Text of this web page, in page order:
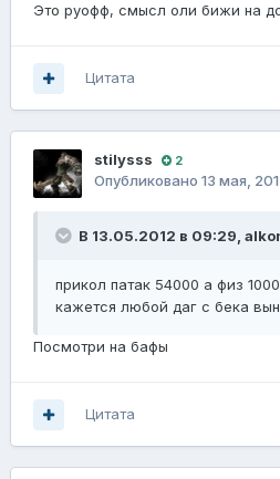
Это руофф, смысл оли бижи на
Цитата
stilysss 2
Опубликовано 13 мая,
В 13.05.2012 в 09:29,
прикол патак 54000 а физ
кажется любой даг с бека
Посмотри на бафы
Цитата